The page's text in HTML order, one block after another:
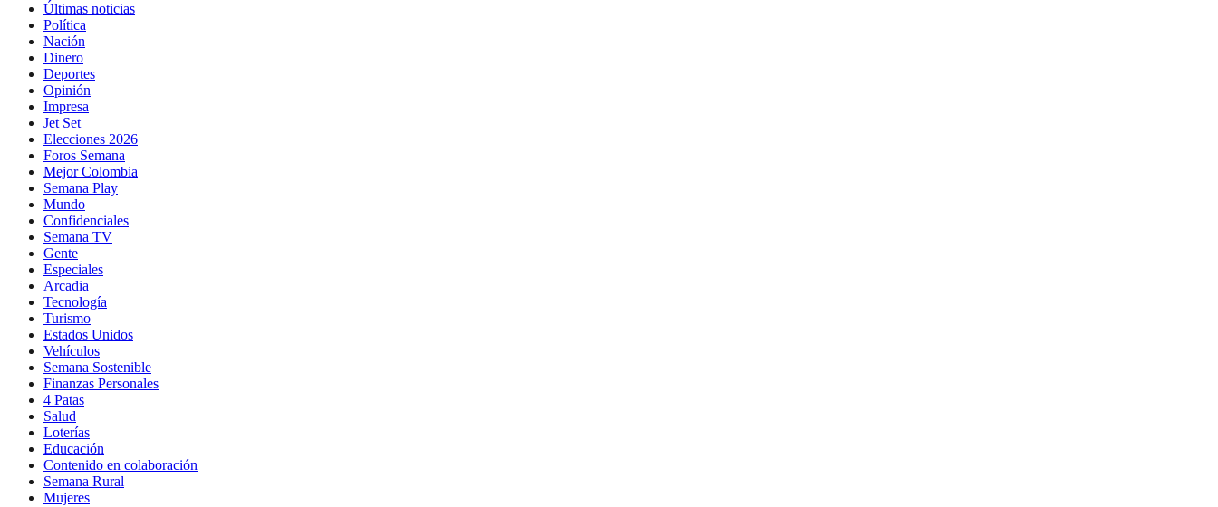
Últimas noticias
Política
Nación
Dinero
Deportes
Opinión
Impresa
Jet Set
Elecciones 2026
Foros Semana
Mejor Colombia
Semana Play
Mundo
Confidenciales
Semana TV
Gente
Especiales
Arcadia
Tecnología
Turismo
Estados Unidos
Vehículos
Semana Sostenible
Finanzas Personales
4 Patas
Salud
Loterías
Educación
Contenido en colaboración
Semana Rural
Mujeres